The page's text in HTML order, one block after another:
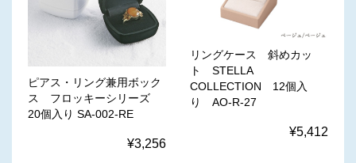
ピアス・リング兼用ボック
ス フロッキーシリーズ
20個入り SA-002-RE
¥3,256
リングケース 斜めカッ
ト STELLA
COLLECTION 12個入
り AO-R-27
¥5,412